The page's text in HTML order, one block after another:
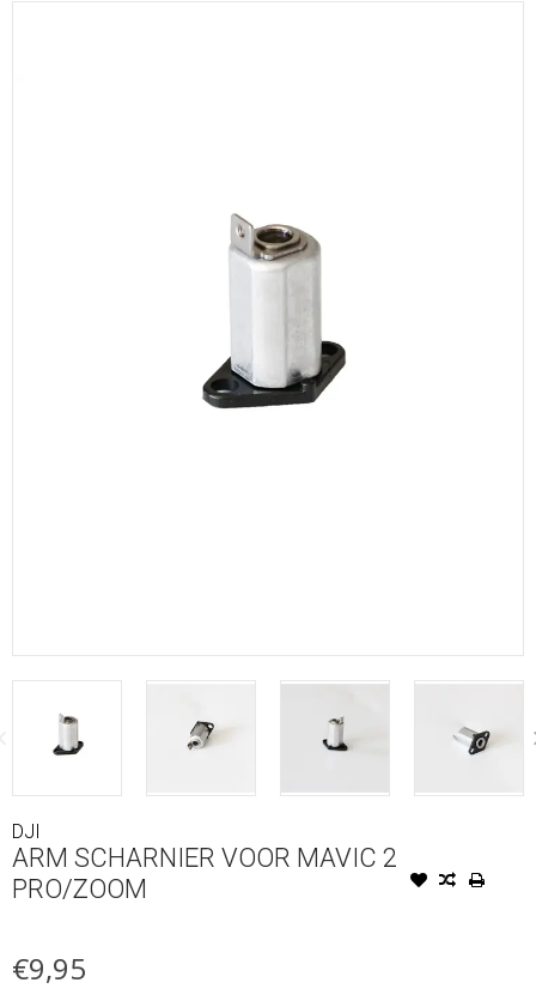
DJI
ARM SCHARNIER VOOR MAVIC 2
PRO/ZOOM
€9,95